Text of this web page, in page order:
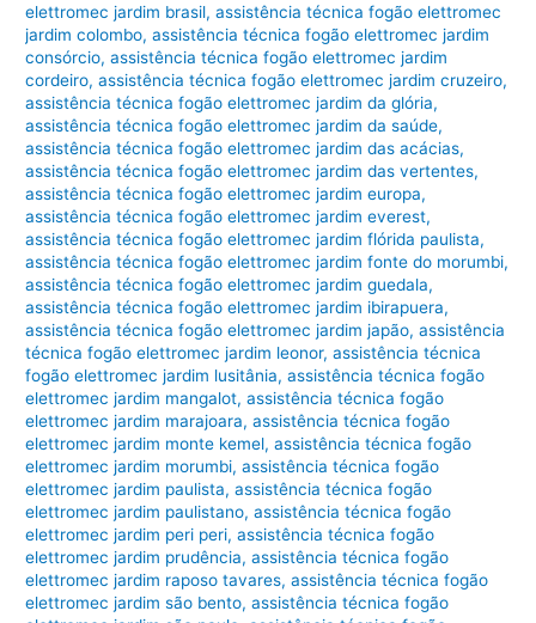
elettromec jardim brasil,assistência técnica fogão elettromec
jardim colombo,assistência técnica fogão elettromec jardim
consórcio,assistência técnica fogão elettromec jardim
cordeiro,assistência técnica fogão elettromec jardim cruzeiro,
assistência técnica fogão elettromec jardim da glória,
assistência técnica fogão elettromec jardim da saúde,
assistência técnica fogão elettromec jardim das acácias,
assistência técnica fogão elettromec jardim das vertentes,
assistência técnica fogão elettromec jardim europa,
assistência técnica fogão elettromec jardim everest,
assistência técnica fogão elettromec jardim flórida paulista,
assistência técnica fogão elettromec jardim fonte do morumbi,
assistência técnica fogão elettromec jardim guedala,
assistência técnica fogão elettromec jardim ibirapuera,
assistência técnica fogão elettromec jardim japão,assistência
técnica fogão elettromec jardim leonor,assistência técnica
fogão elettromec jardim lusitânia,assistência técnica fogão
elettromec jardim mangalot,assistência técnica fogão
elettromec jardim marajoara,assistência técnica fogão
elettromec jardim monte kemel,assistência técnica fogão
elettromec jardim morumbi,assistência técnica fogão
elettromec jardim paulista,assistência técnica fogão
elettromec jardim paulistano,assistência técnica fogão
elettromec jardim peri peri,assistência técnica fogão
elettromec jardim prudência,assistência técnica fogão
elettromec jardim raposo tavares,assistência técnica fogão
elettromec jardim são bento,assistência técnica fogão